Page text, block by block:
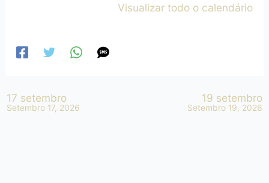
Visualizar todo o calendário
17 setembro
Setembro 17, 2026
19 setembro
Setembro 19, 2026